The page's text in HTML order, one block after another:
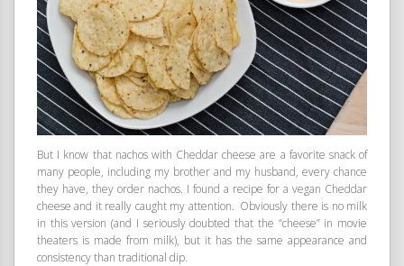
But I know that nachos with Cheddar cheese are a favorite snack of
many people, including my brother and my husband, every chance
they have, they order nachos. I found a recipe for a vegan Cheddar
cheese and it really caught my attention. Obviously there is no milk
in this version (and I seriously doubted that the “cheese” in movie
theaters is made from milk), but it has the same appearance and
consistency than traditional dip.